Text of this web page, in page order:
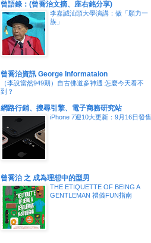
曾語錄：(曾喬治文摘、座右銘分享)
李嘉誠汕頭大學演講：做「願力一
族」
曾喬治資訊 George Informataion
（李說當然949期）自古佛道多神通 怎麼今天看不
到？
網路行銷、搜尋引擎、電子商務研究站
iPhone 7迎10大更新：9月16日發售
曾喬治 之 成為理想中的型男
THE ETIQUETTE OF BEING A
GENTLEMAN 禮儀FUN指南